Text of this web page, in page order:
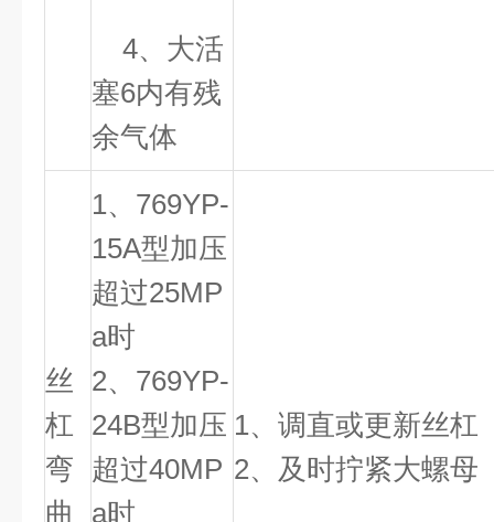
4、大活
塞6内有残
余气体
丝
杠
弯
曲
1、769YP-
15A型加压
超过25MP
a时
2、769YP-
24B型加压
超过40MP
a时
1、调直或更新丝杠
2、及时拧紧大螺母